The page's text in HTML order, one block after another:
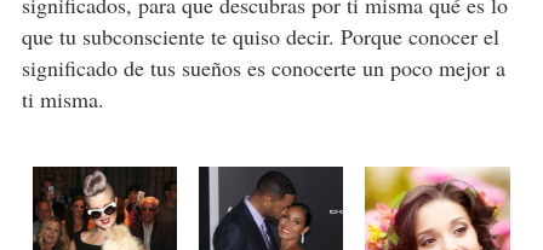
que tu subconsciente te quiso decir. Porque conocer el
significado de tus sueños es conocerte un poco mejor a
ti misma.